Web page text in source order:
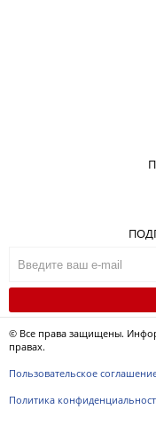
© Все права защищены.
правах.
Пользовательское
Политика